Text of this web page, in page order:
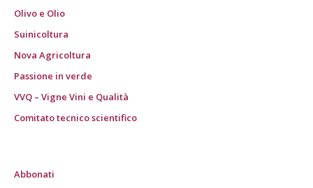
Olivo e Olio
Suinicoltura
Nova Agricoltura
Passione in verde
VVQ – Vigne Vini e Qualità
Comitato tecnico scientifico
Abbonati